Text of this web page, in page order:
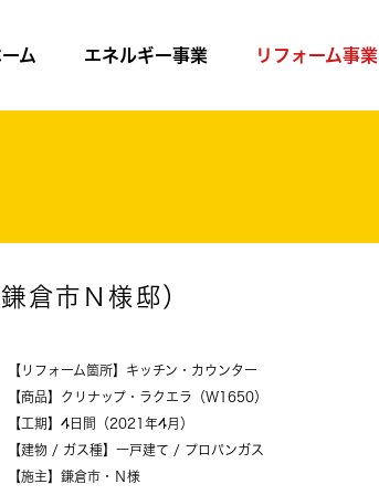
ム エネルギー事業 リフォーム事業
倉市Ｎ様邸）
【リフォーム箇所】キッチン・カウンター
【商品】クリナップ・ラクエラ（W1650）
【工期】4日間（2021年4月）
【建物 / ガス種】一戸建て / プロパンガス
【施主】鎌倉市・Ｎ様